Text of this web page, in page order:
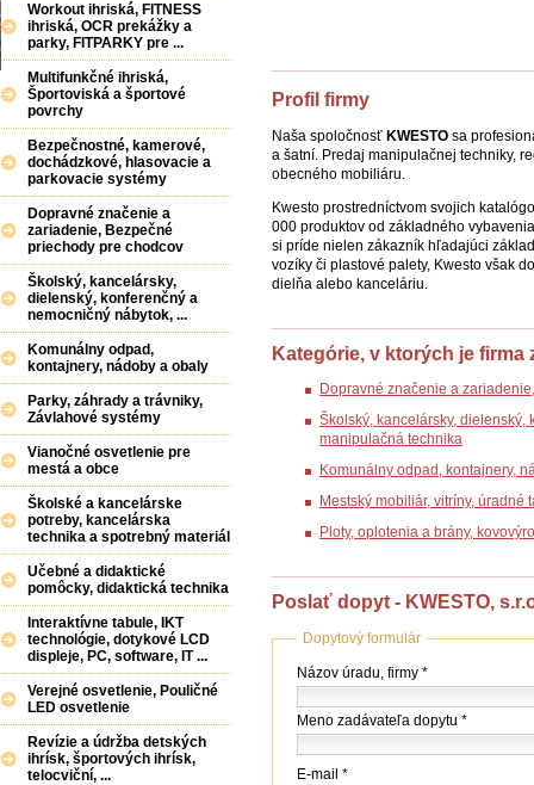
Profil firmy
Naša spoločnosť KWESTO sa
a šatní. Predaj manipulačnej techniky,
obecného mobiliáru.
Kwesto prostredníctvom svojich
000 produktov od základného
si príde nielen zákazník hľadajúci
vozíky či plastové palety, Kwesto však
dielňa alebo kanceláriu.
Kategórie, v ktorých je firma
Dopravné značenie a
Školský, kancelársky, dielenský,
manipulačná technika
Komunálny odpad, kontajnery,
Mestský mobiliár, vitríny, úradné
Ploty, oplotenia a brány,
Poslať dopyt - KWESTO,
Dopytový formulár
Názov
(firmy
/
úradu)
Názov úradu, firmy *
Meno zadávateľa dopytu *
E-mail *
Workout ihriská, FITNESS
ihriská, OCR prekážky a
parky, FITPARKY pre ...
Multifunkčné ihriská,
Športoviská a športové
povrchy
Bezpečnostné, kamerové,
dochádzkové, hlasovacie a
parkovacie systémy
Dopravné značenie a
zariadenie, Bezpečné
priechody pre chodcov
Školský, kancelársky,
dielenský, konferenčný a
nemocničný nábytok, ...
Komunálny odpad,
kontajnery, nádoby a obaly
Parky, záhrady a trávniky,
Závlahové systémy
Vianočné osvetlenie pre
mestá a obce
Školské a kancelárske
potreby, kancelárska
technika a spotrebný materiál
Učebné a didaktické
pomôcky, didaktická technika
Interaktívne tabule, IKT
technológie, dotykové LCD
displeje, PC, software, IT ...
Verejné osvetlenie, Pouličné
LED osvetlenie
Revízie a údržba detských
ihrísk, športových ihrísk,
telocviční, ...